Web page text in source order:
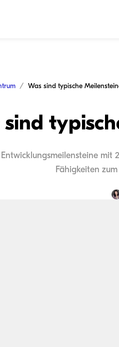
Was sind typische
Entwicklungsmeilensteine
Fähigkeiten